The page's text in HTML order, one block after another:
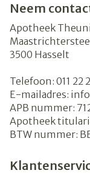
Neem
Apotheek
3500 Hasselt
Telefoon: 011 22
E-mailadres:
APB nummer:
Apotheek
BTW nummer: